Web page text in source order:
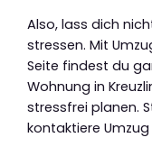
Also, lass dich
stressen. Mit
Seite findest du
Wohnung in
stressfrei planen.
kontaktiere